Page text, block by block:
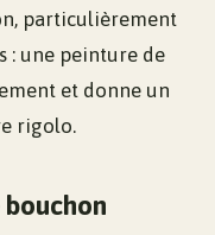
particulièrement
: une peinture de
et donne un
rigolo.